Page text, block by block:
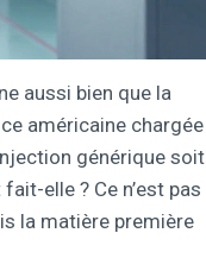
aussi bien que la
américaine chargée
générique soit
elle ? Ce n’est pas
la matière première